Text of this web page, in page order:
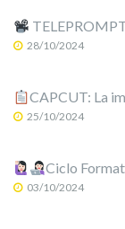
28/10/2024
CAPCUT: La
25/10/2024
Ciclo
03/10/2024